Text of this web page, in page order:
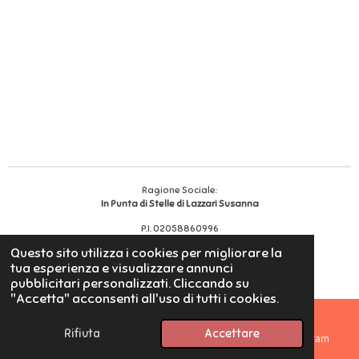
Questo sito utilizza i cookies per migliorare la
tua esperienza e visualizzare annunci
pubblicitari personalizzati. Cliccando su
"Accetta" acconsenti all'uso di tutti i cookies.
Rifiuta Accettare
Ragione Sociale:
In Punta di Stelle di Lazzari Susanna
P.I. 02058860996
© 2025 - 2026 In Punta di Stelle
Fornito daWebador
Mappa Instagram